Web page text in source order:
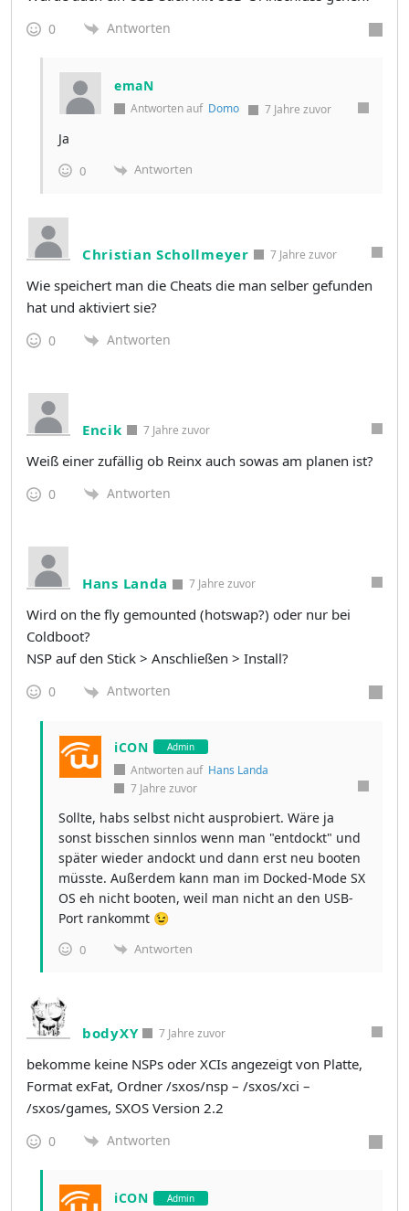
0 Antworten
emaN
Antworten auf Domo 7 Jahre zuvor
Ja
0 Antworten
Christian Schollmeyer 7 Jahre zuvor
Wie speichert man die Cheats die man selber gefunden
hat und aktiviert sie?
0 Antworten
Encik 7 Jahre zuvor
Weiß einer zufällig ob Reinx auch sowas am planen ist?
0 Antworten
Hans Landa 7 Jahre zuvor
Wird on the fly gemounted (hotswap?) oder nur bei
Coldboot?
NSP auf den Stick > Anschließen > Install?
0 Antworten
iCON Admin
Antworten auf Hans Landa
7 Jahre zuvor
Sollte, habs selbst nicht ausprobiert. Wäre ja
sonst bisschen sinnlos wenn man "entdockt" und
später wieder andockt und dann erst neu booten
müsste. Außerdem kann man im Docked-Mode SX
OS eh nicht booten, weil man nicht an den USB-
Port rankommt 😉
0 Antworten
bodyXY 7 Jahre zuvor
bekomme keine NSPs oder XCIs angezeigt von Platte,
Format exFat, Ordner /sxos/nsp – /sxos/xci –
/sxos/games, SXOS Version 2.2
0 Antworten
iCON Admin